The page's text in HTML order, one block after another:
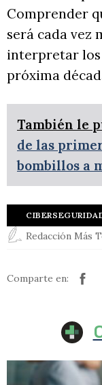
Comprender
será cada vez
interpretar los
próxima
También le
de las
bombillos a
Redacción Más
Comparte en: